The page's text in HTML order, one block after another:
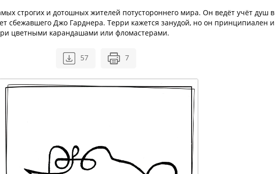
строгих и дотошных жителей потустороннего мира. Он ведёт учёт душ в
сбежавшего Джо Гарднера. Терри кажется занудой, но он принципиален и
цветными карандашами или фломастерами.
57 7